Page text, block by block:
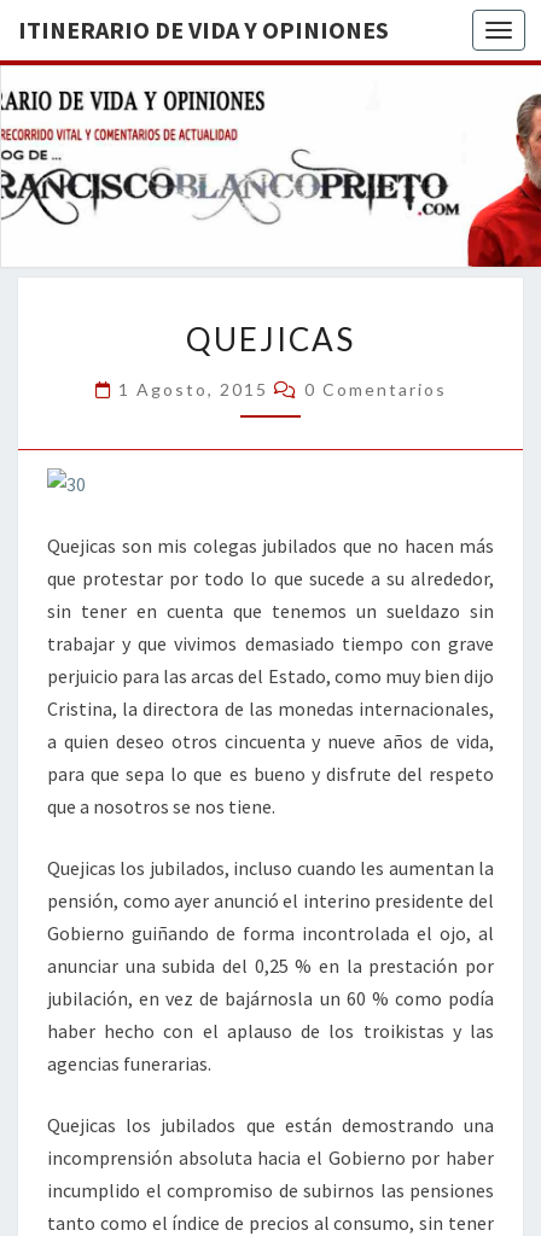
ITINERARIO DE VIDA Y OPINIONES
DE
BREVE
RECORRIDO
VITAL Y
ACTUALIDAD
QUEJICAS
1 Agosto, 2015 Comentarios
0 Comentarios
Quejicas son mis colegas jubilados que no hacen más
que protestar por todo lo que sucede a su alrededor,
sin tener en cuenta que tenemos un sueldazo sin
trabajar y que vivimos demasiado tiempo con grave
perjuicio para las arcas del Estado, como muy bien dijo
Cristina, la directora de las monedas internacionales,
a quien deseo otros cincuenta y nueve años de vida,
para que sepa lo que es bueno y disfrute del respeto
que a nosotros se nos tiene.
Quejicas los jubilados, incluso cuando les aumentan la
pensión, como ayer anunció el interino presidente del
Gobierno guiñando de forma incontrolada el ojo, al
anunciar una subida del 0,25 % en la prestación por
jubilación, en vez de bajárnosla un 60 % como podía
haber hecho con el aplauso de los troikistas y las
agencias funerarias.
Quejicas los jubilados que están demostrando una
incomprensión absoluta hacia el Gobierno por haber
incumplido el compromiso de subirnos las pensiones
tanto como el índice de precios al consumo, sin tener